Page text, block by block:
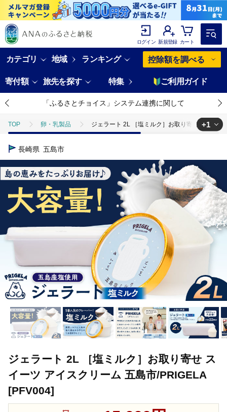
ログイン 新規登録 カート
カテゴリ 地域 ランキング 控除額を調べる
寄付額 旅先を探す 特集 ご利用ガイド
「ふるさとチョイス」システム連携に関して
TOP 卵・乳製品 ジェラート 2L ［塩ミルク］お取り寄せ スイー
TOP
+1
長崎県 五島市
ジェラート 2L ［塩ミルク］お取り寄せ ス
イーツ アイスクリーム 五島市/PRIGELA
[PFV004]